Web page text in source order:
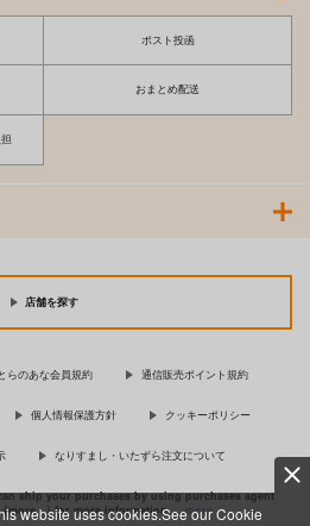
website uses cookies.See our Cookie
ポスト投函
おまとめ配送
店舗を探す
らのあな会員規約 通信販売ポイント規約
個人情報保護方針 クッキーポリシー
なりすまし・いたずら注文について
ship your purchases by using purchases agent
{more…} for more information …more